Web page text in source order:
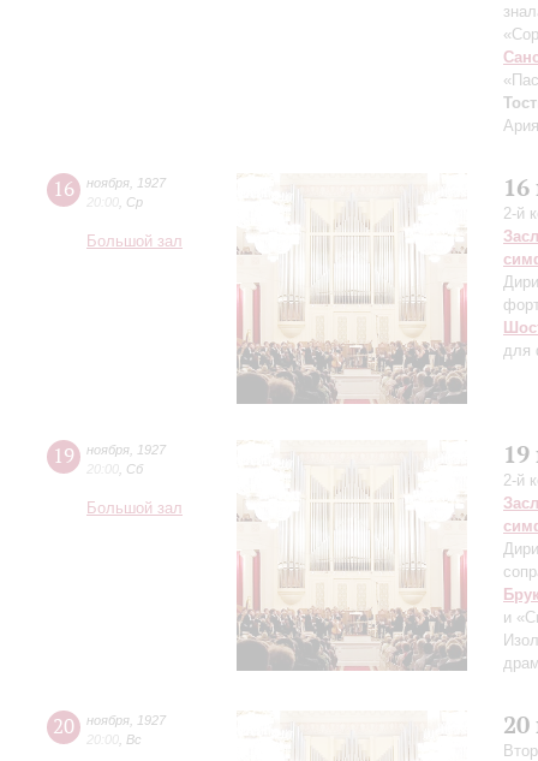
16 ноября
1927
20:00 Ср
Большой зал
2-й
для
19 ноября
1927
20:00 Сб
Большой зал
2-й
и
20 ноября
1927
20:00 Вс 20